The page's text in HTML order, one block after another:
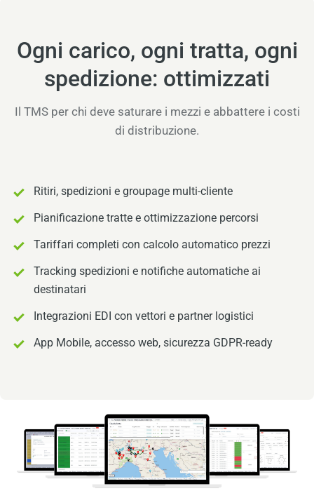
Ogni carico, ogni tratta, ogni
spedizione: ottimizzati
Il TMS per chi deve saturare i mezzi e abbattere i costi
di distribuzione.
Ritiri, spedizioni e groupage multi-cliente
Pianificazione tratte e ottimizzazione percorsi
Tariffari completi con calcolo automatico prezzi
Tracking spedizioni e notifiche automatiche ai
destinatari
Integrazioni EDI con vettori e partner logistici
App Mobile, accesso web, sicurezza GDPR-ready